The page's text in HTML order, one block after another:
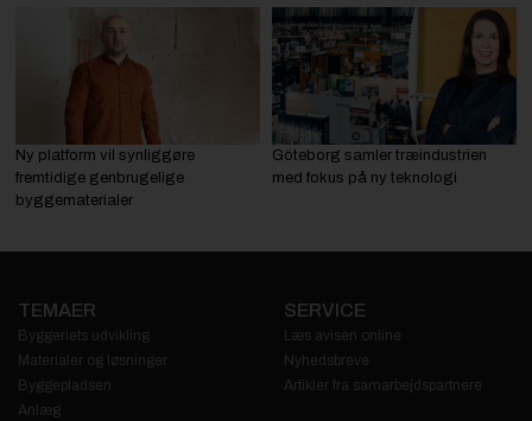
Ny platform vil synliggøre
fremtidige genbrugelige
byggematerialer
Göteborg samler træindustrien
med fokus på ny teknologi
TEMAER
Byggeriets udvikling
Materialer og løsninger
Byggepladsen
Anlæg
SERVICE
Læs avisen online
Nyhedsbreve
Artikler fra samarbejdspartnere